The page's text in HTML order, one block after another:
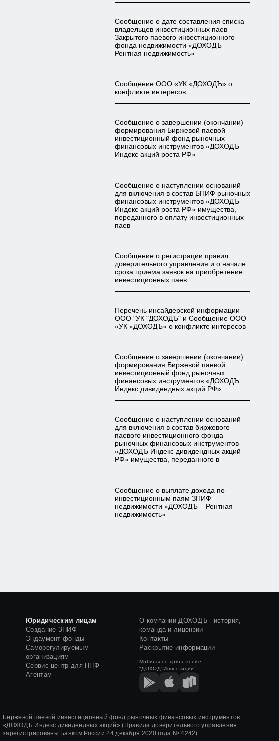
Сообщение о дате составления списка
владельцев инвестиционных паев
Закрытого паевого инвестиционного
фонда недвижимости «ДОХОДЪ –
Рентная недвижимость»
Сообщение ООО «УК «ДОХОДЪ» о
конфликте интересов
Сообщение о завершении (окончании)
формирования Биржевой паевой
инвестиционный фонд рыночных
финансовых инструментов «ДОХОДЪ
Индекс акций роста РФ»
Сообщение о наступлении оснований
для включения в состав БПИФ рыночных
финансовых инструментов «ДОХОДЪ
Индекс акций роста РФ» имущества,
переданного в оплату инвестиционных
паев
Сообщение о регистрации правил
доверительного управления и о начале
срока приема заявок на приобретение
инвестиционных паев
Перечень инсайдерской информации
ООО "УК "ДОХОДЪ" и Сообщение ООО
«УК «ДОХОДЪ» о конфликте интересов
Сообщение о завершении (окончании)
формирования Биржевой паевой
инвестиционный фонд рыночных
финансовых инструментов «ДОХОДЪ
Индекс дивидендных акций РФ»
Сообщение о наступлении оснований
для включения в состав биржевого
паевого инвестиционного фонда
рыночных финансовых инструментов
«ДОХОДЪ Индекс дивидендных акций
РФ» имущества, переданного в
Сообщение о выплате дохода по
инвестиционным паям ЗПИФ
недвижимости «ДОХОДЪ – Рентная
недвижимость»
Юридическим лицам
Создание ЗПИФ
Эндаумент-фонды
Саморегулируемым
организациям
Сервис-центр для НПФ
Агентам
О компании ДОХОДЪ - история,
команда и лицензии
Контакты
Раскрытие информации
Мобильное приложение
"ДОХОД' Инвестиции"
Биржевой паевой инвестиционный фонд рыночных финансовых инструментов
«ДОХОДЪ Индекс дивидендных акций» (Правила доверительного управления
зарегистрированы Банком России 24 декабря 2020 года № 4242)